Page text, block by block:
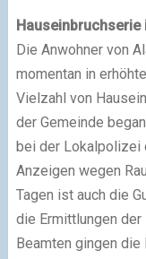
Die Anwohner von
momentan in
Vielzahl von
der Gemeinde
bei der Lokalpolizei
Anzeigen wegen
Tagen ist auch die
die Ermittlungen
Beamten gingen die